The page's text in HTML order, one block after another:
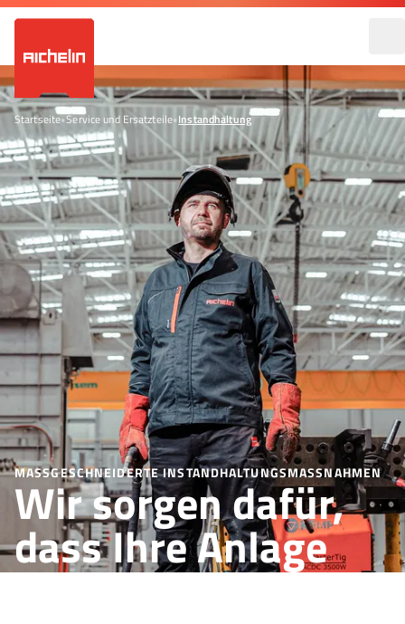
Startseite•Service und Ersatzteile•Instandhaltung
MASSGESCHNEIDERTE INSTANDHALTUNGSMASSNAHMEN
Wir sorgen dafür,
dass Ihre Anlage
läuft.